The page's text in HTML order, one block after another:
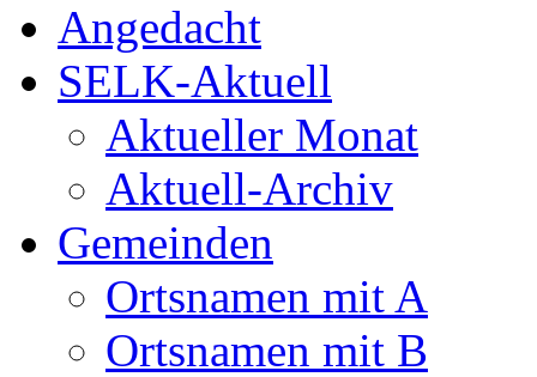
Angedacht
SELK-Aktuell
Aktueller Monat
Aktuell-Archiv
Gemeinden
Ortsnamen mit A
Ortsnamen mit B